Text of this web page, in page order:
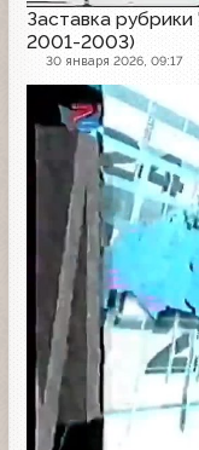
Заставка
2001-2003)
30 января 2026, 09:17